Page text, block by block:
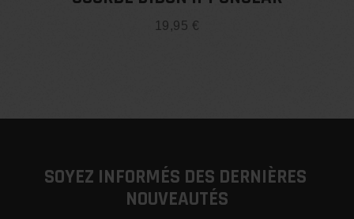
19,95 €
SOYEZ INFORMÉS DES DERNIÈRES
NOUVEAUTÉS